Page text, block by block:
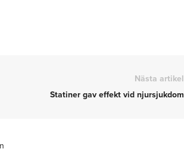
Nästa artikel
Statiner gav effekt vid njursjukdom